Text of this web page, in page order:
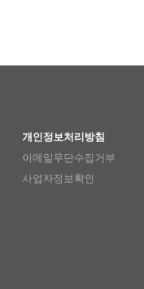
개인정보처리방침
이메일무단수집거부
사업자정보확인